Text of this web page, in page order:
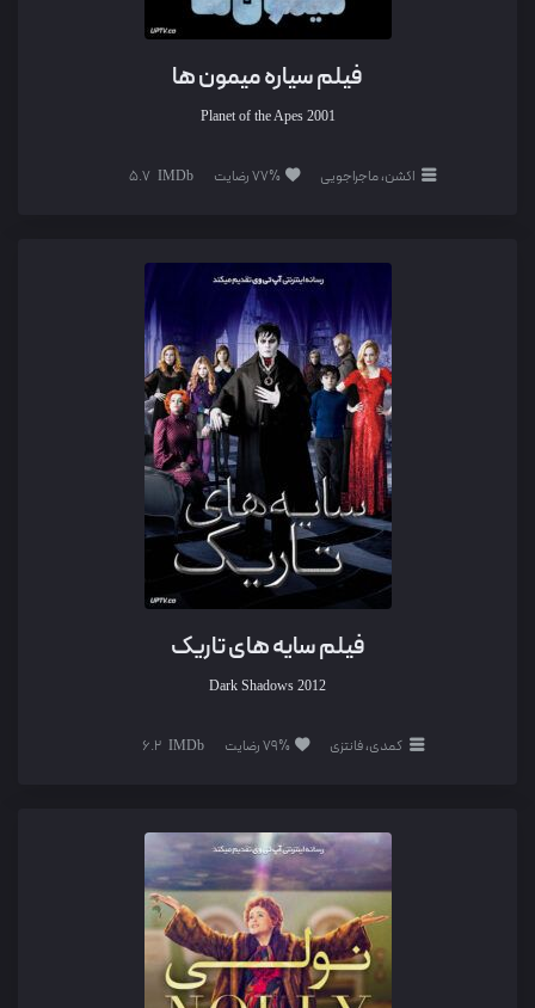
فیلم سیاره میمون ها
Planet of the Apes 2001
اکشن، ماجراجویی 77% رضایت
فیلم سایه‌ های تاریک
Dark Shadows 2012
کمدی، فانتزی 79% رضایت 6.2